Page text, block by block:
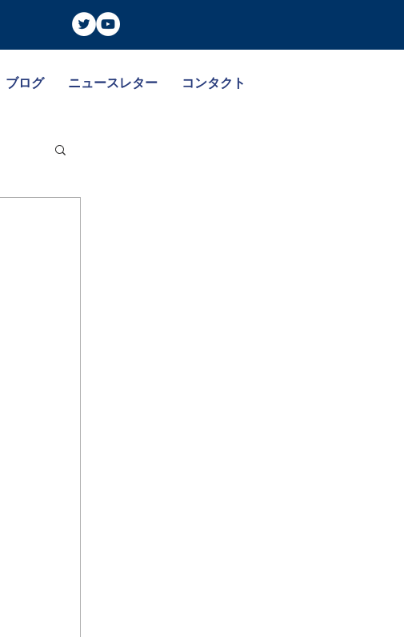
ブログ ニュースレター コンタクト